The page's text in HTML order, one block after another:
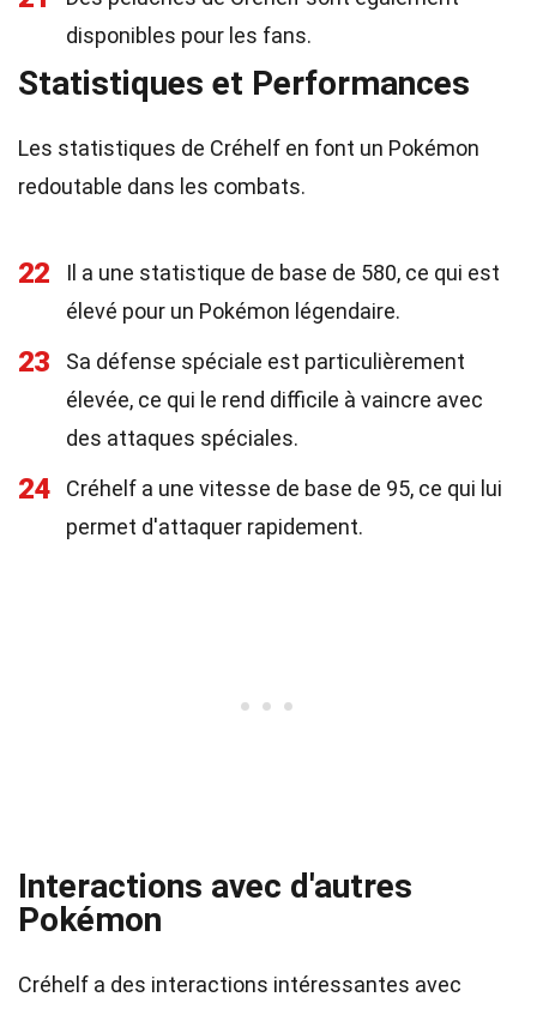
disponibles pour les fans.
Statistiques et Performances
Les statistiques de Créhelf en font un Pokémon
redoutable dans les combats.
22
Il a une statistique de base de 580, ce qui est
élevé pour un Pokémon légendaire.
23
Sa défense spéciale est particulièrement
élevée, ce qui le rend difficile à vaincre avec
des attaques spéciales.
24
Créhelf a une vitesse de base de 95, ce qui lui
permet d'attaquer rapidement.
Interactions avec d'autres
Pokémon
Créhelf a des interactions intéressantes avec